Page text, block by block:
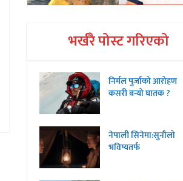
भर्खरै पोस्ट गरिएको
निर्मल पुर्जाको आरोहण
कसरी बन्यो घातक ?
नेपाली सिनेमा:सुनौलो
भविष्यतर्फ